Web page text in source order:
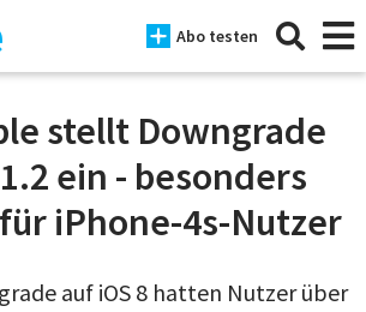
Abo testen
stellt Downgrade
ein - besonders
iPhone-4s-Nutzer
auf iOS 8 hatten Nutzer über